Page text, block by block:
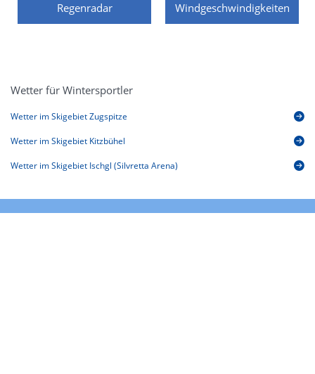
Regenradar Windgeschwindigkeiten
Wetter für Wintersportler
Wetter im Skigebiet Zugspitze
Wetter im Skigebiet Kitzbühel
Wetter im Skigebiet Ischgl (Silvretta Arena)